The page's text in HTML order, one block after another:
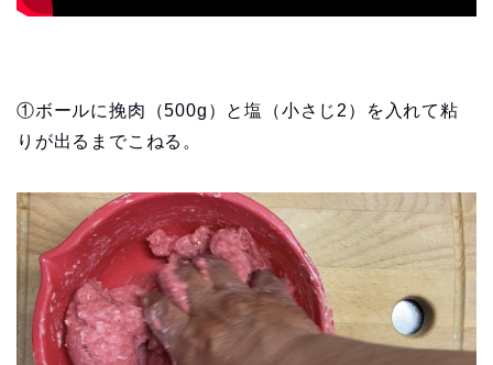
①ボールに挽肉（500g）と塩（小さじ2）を入れて粘
りが出るまでこねる。